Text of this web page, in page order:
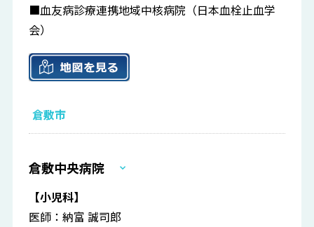
■血友病診療連携地域中核病院（日本血栓止血学
会）
倉敷市
倉敷中央病院
【小児科】
医師：納富 誠司郎